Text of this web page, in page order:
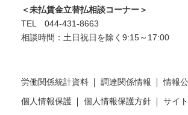
＜未払賃金立替払相談コーナー＞
TEL 044-431-8663
相談時間：土日祝日を除く9:15～17:00
労働関係統計資料 調達関係情報 情報
個人情報保護
個人情報保護方針 サイ